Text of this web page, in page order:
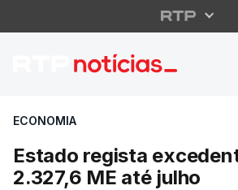
Estado
ECONOMIA
Estado regista
2.327,6 ME até julho